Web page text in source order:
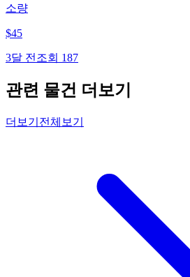
소량
$45
3달 전 조회 187
관련 물건 더보기
더보기 전체보기